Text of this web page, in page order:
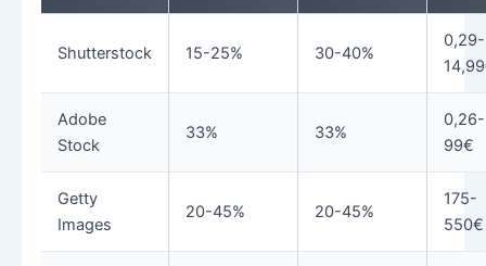
Shutterstock 15-25% 30-40%
0,29-
Adobe
Stock
33% 33%
0,26-
99€
Getty
Images
20-45% 20-45%
175-
550€